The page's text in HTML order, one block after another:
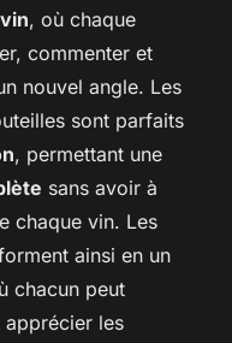
, où chaque
commenter et
nouvel angle. Les
sont parfaits
, permettant une
sans avoir à
chaque vin. Les
ainsi en un
chacun peut
apprécier les